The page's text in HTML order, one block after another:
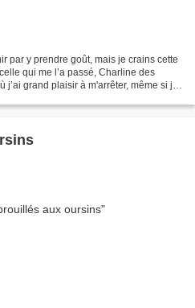
par y prendre goût, mais je crains cette
qui me l’a passé, Charline des
grand plaisir à m'arrêter, même si je